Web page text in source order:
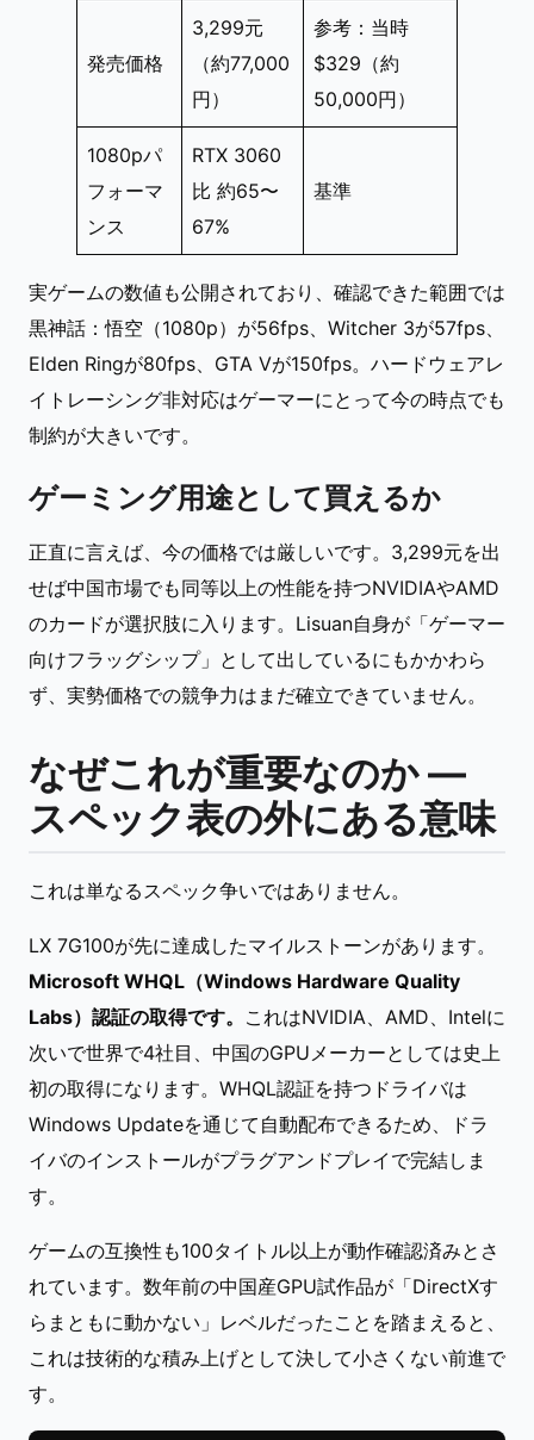
発売価格
3,299元
（約77,000
円）
参考：当時
$329（約
50,000円）
1080pパ
フォーマ
ンス
RTX 3060
比 約65〜
67%
基準
実ゲームの数値も公開されており、確認できた範囲では
黒神話：悟空（1080p）が56fps、Witcher 3が57fps、
Elden Ringが80fps、GTA Vが150fps。ハードウェアレ
イトレーシング非対応はゲーマーにとって今の時点でも
制約が大きいです。
ゲーミング用途として買えるか
正直に言えば、今の価格では厳しいです。3,299元を出
せば中国市場でも同等以上の性能を持つNVIDIAやAMD
のカードが選択肢に入ります。Lisuan自身が「ゲーマー
向けフラッグシップ」として出しているにもかかわら
ず、実勢価格での競争力はまだ確立できていません。
なぜこれが重要なのか —
スペック表の外にある意味
これは単なるスペック争いではありません。
LX 7G100が先に達成したマイルストーンがあります。
Microsoft WHQL（Windows Hardware Quality
Labs）認証の取得です。 これはNVIDIA、AMD、Intelに
次いで世界で4社目、中国のGPUメーカーとしては史上
初の取得になります。WHQL認証を持つドライバは
Windows Updateを通じて自動配布できるため、ドラ
イバのインストールがプラグアンドプレイで完結しま
す。
ゲームの互換性も100タイトル以上が動作確認済みとさ
れています。数年前の中国産GPU試作品が「DirectXす
らまともに動かない」レベルだったことを踏まえると、
これは技術的な積み上げとして決して小さくない前進で
す。